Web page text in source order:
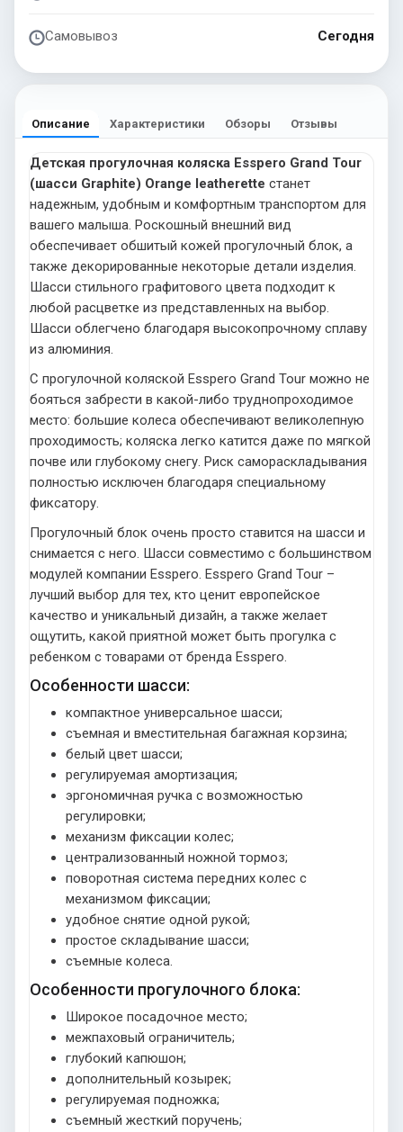
Самовывоз Сегодня
Описание Характеристики Обзоры Отзывы
Детская прогулочная коляска Esspero Grand Tour
(шасси Graphite) Orange leatherette станет
надежным, удобным и комфортным транспортом для
вашего малыша. Роскошный внешний вид
обеспечивает обшитый кожей прогулочный блок, а
также декорированные некоторые детали изделия.
Шасси стильного графитового цвета подходит к
любой расцветке из представленных на выбор.
Шасси облегчено благодаря высокопрочному сплаву
из алюминия.
С прогулочной коляской Esspero Grand Tour можно не
бояться забрести в какой-либо труднопроходимое
место: большие колеса обеспечивают великолепную
проходимость; коляска легко катится даже по мягкой
почве или глубокому снегу. Риск самораскладывания
полностью исключен благодаря специальному
фиксатору.
Прогулочный блок очень просто ставится на шасси и
снимается с него. Шасси совместимо с большинством
модулей компании Esspero. Esspero Grand Tour –
лучший выбор для тех, кто ценит европейское
качество и уникальный дизайн, а также желает
ощутить, какой приятной может быть прогулка с
ребенком с товарами от бренда Esspero.
Особенности шасси:
компактное универсальное шасси;
съемная и вместительная багажная корзина;
белый цвет шасси;
регулируемая амортизация;
эргономичная ручка с возможностью
регулировки;
механизм фиксации колес;
централизованный ножной тормоз;
поворотная система передних колес с
механизмом фиксации;
удобное снятие одной рукой;
простое складывание шасси;
съемные колеса.
Особенности прогулочного блока:
Широкое посадочное место;
межпаховый ограничитель;
глубокий капюшон;
дополнительный козырек;
регулируемая подножка;
съемный жесткий поручень;